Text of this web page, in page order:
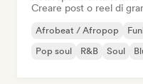
Creare post o reel di
Afrobeat / Afropop
Pop soul
R&B Soul